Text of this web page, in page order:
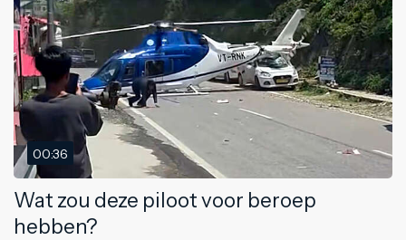
00:36
Wat zou deze piloot voor beroep
hebben?